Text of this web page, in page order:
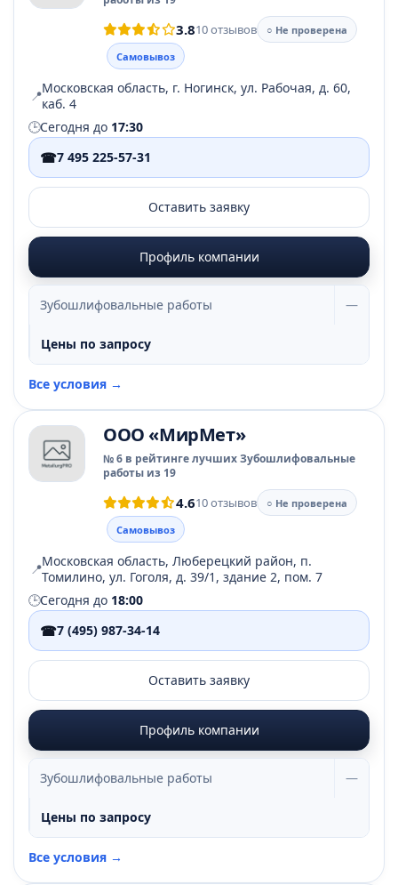
3.810 отзывов
○ Не проверена
Самовывоз
📍Московская область, г. Ногинск, ул. Рабочая, д. 60,
каб. 4
🕒Сегодня до 17:30
☎7 495 225-57-31
Оставить заявку
Профиль компании
Зубошлифовальные работы —
Цены по запросу
Все условия →
ООО «МирМет»
№ 6 в рейтинге лучших Зубошлифовальные
работы из 19
4.610 отзывов
○ Не проверена
Самовывоз
📍Московская область, Люберецкий район, п.
Томилино, ул. Гоголя, д. 39/1, здание 2, пом. 7
🕒Сегодня до 18:00
☎7 (495) 987-34-14
Оставить заявку
Профиль компании
Зубошлифовальные работы —
Цены по запросу
Все условия →